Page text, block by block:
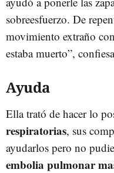
sobreesfuerzo. De
movimiento extraño
estaba muerto”,
Ayuda
Ella trató de hacer lo
respiratorias, sus
ayudarlos pero no
embolia pulmonar